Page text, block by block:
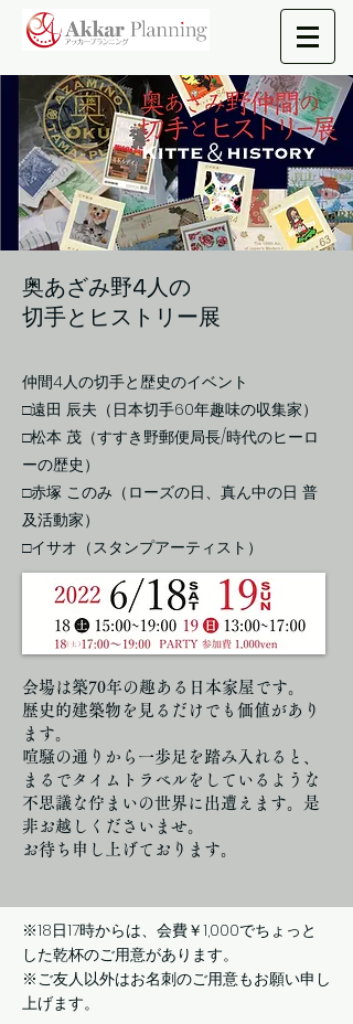
奥あざみ野4人の
​切手とヒストリー展
仲間4人の切手と歴史のイベント
□遠田 辰夫（日本切手60年趣味の収集家）
□松本 茂（すすき野郵便局長/時代のヒーロ
ーの歴史）
□赤塚 このみ（ローズの日、真ん中の日 普
及活動家）
​□イサオ（スタンプアーティスト）
会場は築70年の趣ある日本家屋です。
歴史的建築物を見るだけでも価値があり
ます。
喧騒の通りから一歩足を踏み入れると、
まるでタイムトラベルをしているような
不思議な佇まいの世界に出遭えます。是
非お越しくださいませ。
お待ち申し上げております。
※18日17時からは、会費￥1,000でちょっと
した乾杯のご用意があります。
※ご友人以外はお名刺のご用意もお願い申し
上げます。